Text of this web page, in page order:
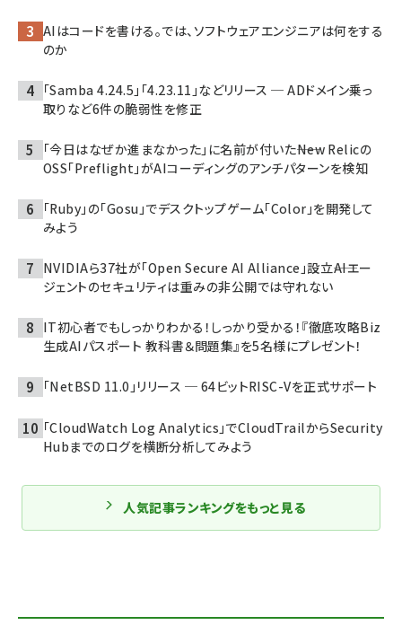
AIはコードを書ける。では、ソフトウェアエンジニアは何をする
のか
「Samba 4.24.5」「4.23.11」などリリース ─ ADドメイン乗っ
取りなど6件の脆弱性を修正
「今日はなぜか進まなかった」に名前が付いた――New Relicの
OSS「Preflight」がAIコーディングのアンチパターンを検知
「Ruby」の「Gosu」でデスクトップゲーム「Color」を開発して
みよう
NVIDIAら37社が「Open Secure AI Alliance」設立――AIエー
ジェントのセキュリティは重みの非公開では守れない
IT初心者でもしっかりわかる！しっかり受かる！『徹底攻略Biz
生成AIパスポート 教科書＆問題集』を5名様にプレゼント！
「NetBSD 11.0」リリース ─ 64ビットRISC-Vを正式サポート
「CloudWatch Log Analytics」でCloudTrailからSecurity
Hubまでのログを横断分析してみよう
人気記事ランキングをもっと見る